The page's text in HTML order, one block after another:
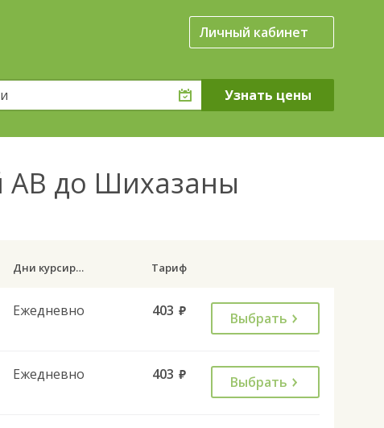
Личный кабинет
АВ до Шихазаны
Дни курсирования Тариф
Ежедневно 403 руб. Выбрать
Ежедневно 403 руб. Выбрать